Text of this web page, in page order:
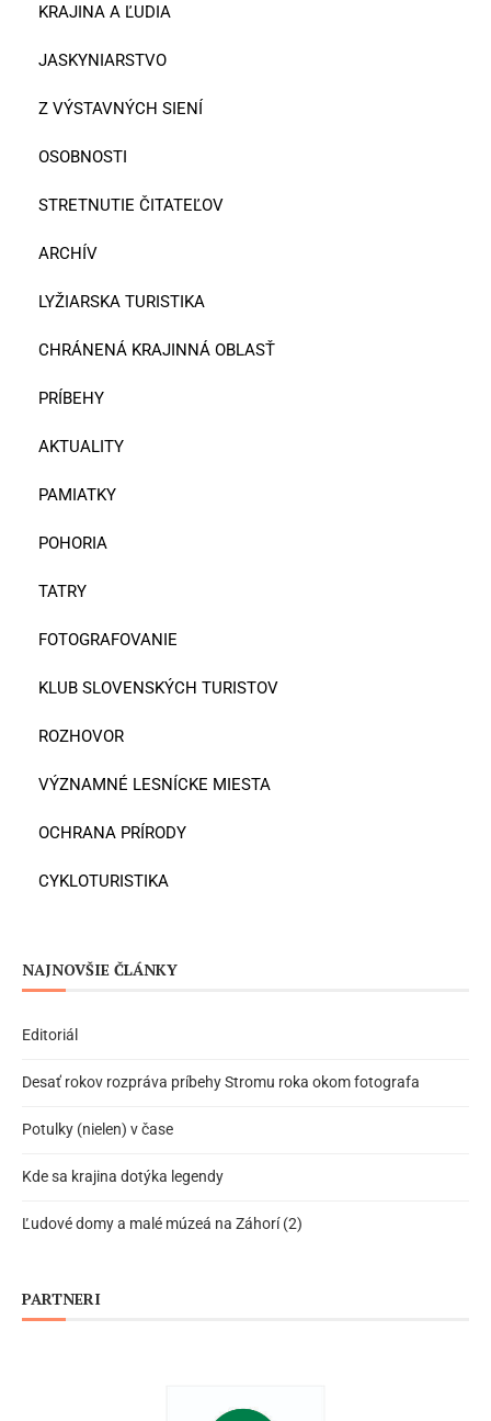
KRAJINA A ĽUDIA
JASKYNIARSTVO
Z VÝSTAVNÝCH SIENÍ
OSOBNOSTI
STRETNUTIE ČITATEĽOV
ARCHÍV
LYŽIARSKA TURISTIKA
CHRÁNENÁ KRAJINNÁ OBLASŤ
PRÍBEHY
AKTUALITY
PAMIATKY
POHORIA
TATRY
FOTOGRAFOVANIE
KLUB SLOVENSKÝCH TURISTOV
ROZHOVOR
VÝZNAMNÉ LESNÍCKE MIESTA
OCHRANA PRÍRODY
CYKLOTURISTIKA
NAJNOVŠIE ČLÁNKY
Editoriál
Desať rokov rozpráva príbehy Stromu roka okom fotografa
Potulky (nielen) v čase
Kde sa krajina dotýka legendy
Ľudové domy a malé múzeá na Záhorí (2)
PARTNERI